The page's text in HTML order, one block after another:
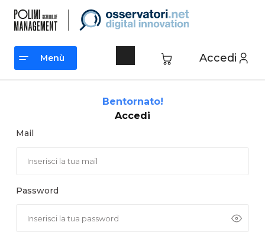
contenuto
Accedi
Menù
Bentornato!
Accedi
Mail
Password